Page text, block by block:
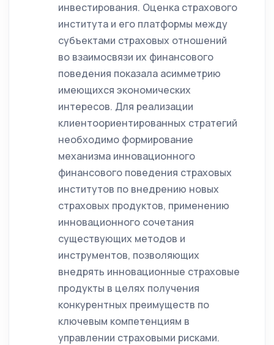
инвестирования. Оценка страхового
института и его платформы между
субъектами страховых отношений
во взаимосвязи их финансового
поведения показала асимметрию
имеющихся экономических
интересов. Для реализации
клиентоориентированных стратегий
необходимо формирование
механизма инновационного
финансового поведения страховых
институтов по внедрению новых
страховых продуктов, применению
инновационного сочетания
существующих методов и
инструментов, позволяющих
внедрять инновационные страховые
продукты в целях получения
конкурентных преимуществ по
ключевым компетенциям в
управлении страховыми рисками.